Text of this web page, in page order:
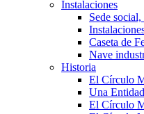
Instalaciones
Sede social,
Caseta de
Nave
Historia
El Círculo
Una
El Círculo